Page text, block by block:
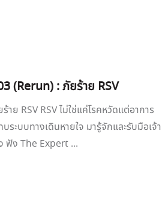
(Rerun) : ภัยร้าย RSV
ย RSV RSV ไม่ใช่แค่โรคหวัดแต่อาการ
ระบบทางเดินหายใจ มารู้จักและรับมือเจ้า
ฟัง The Expert ...